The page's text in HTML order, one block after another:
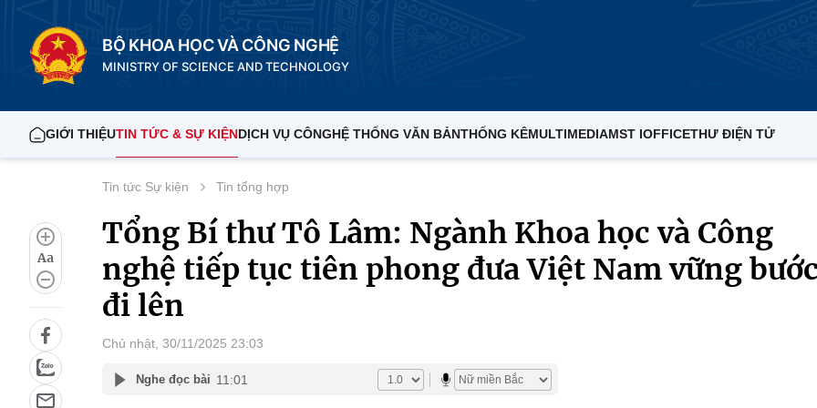
BỘ KHOA HỌC VÀ CÔNG NGHỆ
MINISTRY OF SCIENCE AND TECHNOLOGY
GIỚI THIỆUTIN TỨC & SỰ KIỆNDỊCH VỤ CÔNGHỆ THỐNG VĂN BẢNTHỐNG KÊMULTIMEDIAMST IOFFICETHƯ ĐIỆN TỬ
Aa
Tin tức Sự kiện Tin tổng hợp
Tổng Bí thư Tô Lâm: Ngành Khoa học và Công
nghệ tiếp tục tiên phong đưa Việt Nam vững
đi lên
Chủ nhật, 30/11/2025 23:03
Nghe đọc bài 11:01